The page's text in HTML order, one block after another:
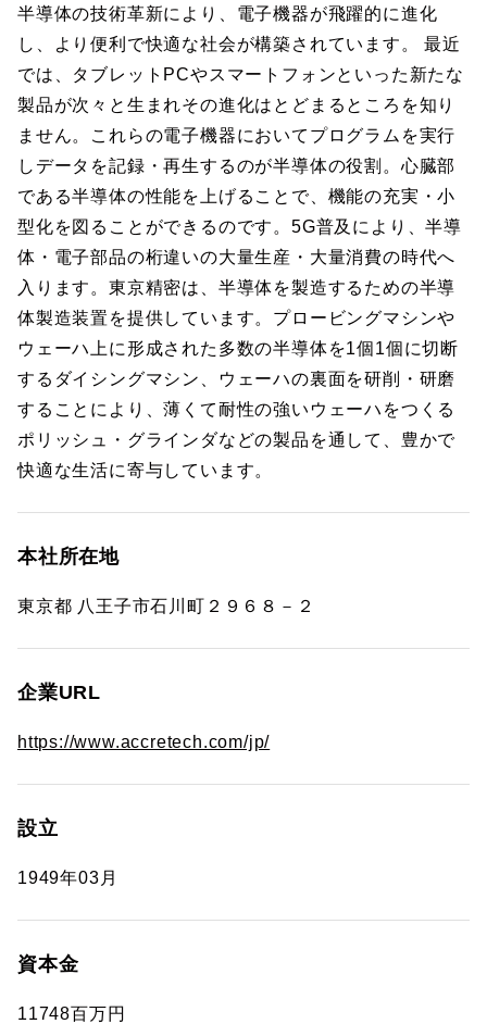
半導体の技術革新により、電子機器が飛躍的に進化
し、より便利で快適な社会が構築されています。 最近
では、タブレットPCやスマートフォンといった新たな
製品が次々と生まれその進化はとどまるところを知り
ません。これらの電子機器においてプログラムを実行
しデータを記録・再生するのが半導体の役割。心臓部
である半導体の性能を上げることで、機能の充実・小
型化を図ることができるのです。5G普及により、半導
体・電子部品の桁違いの大量生産・大量消費の時代へ
入ります。東京精密は、半導体を製造するための半導
体製造装置を提供しています。プロービングマシンや
ウェーハ上に形成された多数の半導体を1個1個に切断
するダイシングマシン、ウェーハの裏面を研削・研磨
することにより、薄くて耐性の強いウェーハをつくる
ポリッシュ・グラインダなどの製品を通して、豊かで
快適な生活に寄与しています。
本社所在地
東京都 八王子市石川町２９６８－２
企業URL
https://www.accretech.com/jp/
設立
1949年03月
資本金
11748百万円